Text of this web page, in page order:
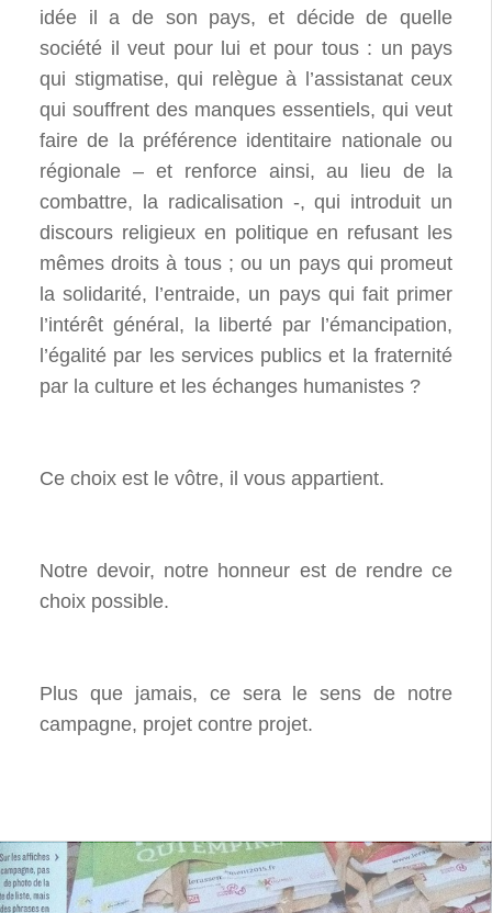
idée il a de son pays, et décide de quelle
société il veut pour lui et pour tous : un pays
qui stigmatise, qui relègue à l’assistanat ceux
qui souffrent des manques essentiels, qui veut
faire de la préférence identitaire nationale ou
régionale – et renforce ainsi, au lieu de la
combattre, la radicalisation -, qui introduit un
discours religieux en politique en refusant les
mêmes droits à tous ; ou un pays qui promeut
la solidarité, l’entraide, un pays qui fait primer
l’intérêt général, la liberté par l’émancipation,
l’égalité par les services publics et la fraternité
par la culture et les échanges humanistes ?
Ce choix est le vôtre, il vous appartient.
Notre devoir, notre honneur est de rendre ce
choix possible.
Plus que jamais, ce sera le sens de notre
campagne, projet contre projet.